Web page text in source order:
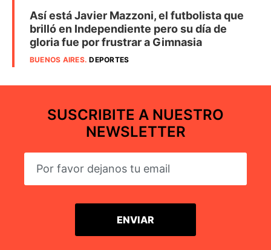
Así está Javier Mazzoni, el futbolista que
brilló en Independiente pero su día de
gloria fue por frustrar a Gimnasia
BUENOS AIRES.DEPORTES
SUSCRIBITE A NUESTRO
NEWSLETTER